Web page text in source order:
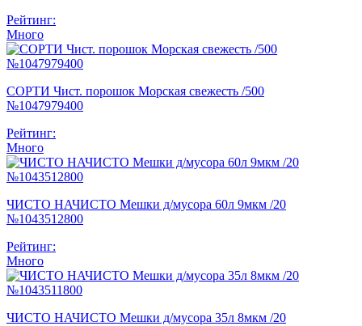
Рейтинг:
Много
СОРТИ Чист. порошок Морская свежесть /500
№1047979400
Рейтинг:
Много
ЧИСТО НАЧИСТО Мешки д/мусора 60л 9мкм /20
№1043512800
Рейтинг:
Много
ЧИСТО НАЧИСТО Мешки д/мусора 35л 8мкм /20